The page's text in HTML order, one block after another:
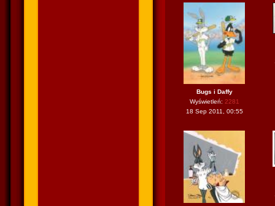
Bugs i Daffy
Wyświetleń: 2281
18 Sep 2011, 00:55